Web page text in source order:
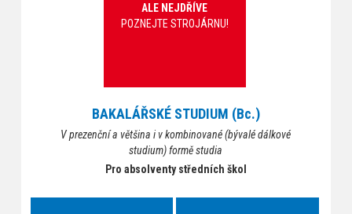
ALE NEJDŘÍVE
POZNEJTE STROJÁRNU!
BAKALÁŘSKÉ STUDIUM (Bc.)
V prezenční a většina i v kombinované (bývalé dálkové
studium) formě studia
Pro absolventy středních škol